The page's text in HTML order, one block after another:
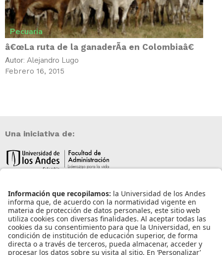
Pecuaria
â€œLa ruta de la ganaderÃ­a en Colombiaâ€
Autor: Alejandro Lugo
Febrero 16, 2015
Una iniciativa de:
Información de contacto
info@aneia.edu.co
Bogotá, Colombia